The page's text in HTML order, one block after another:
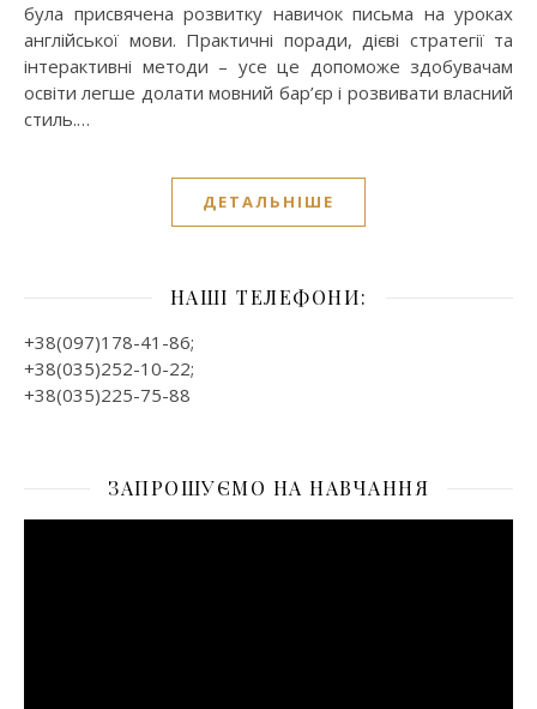
була присвячена розвитку навичок письма на уроках
англійської мови. Практичні поради, дієві стратегії та
інтерактивні методи – усе це допоможе здобувачам
освіти легше долати мовний бар’єр і розвивати власний
стиль.…
ДЕТАЛЬНІШЕ
НАШІ ТЕЛЕФОНИ:
+38(097)178-41-86;
+38(035)252-10-22;
+38(035)225-75-88
ЗАПРОШУЄМО НА НАВЧАННЯ
Відеопрогравач